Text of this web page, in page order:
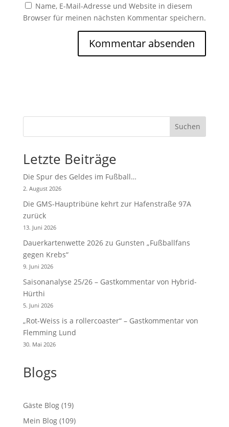
Name, E-Mail-Adresse und Website in diesem
Browser für meinen nächsten Kommentar speichern.
Suchen
Letzte Beiträge
Die Spur des Geldes im Fußball…
2. August 2026
Die GMS-Hauptribüne kehrt zur Hafenstraße 97A
zurück
13. Juni 2026
Dauerkartenwette 2026 zu Gunsten „Fußballfans
gegen Krebs“
9. Juni 2026
Saisonanalyse 25/26 – Gastkommentar von Hybrid-
Hürthi
5. Juni 2026
„Rot-Weiss is a rollercoaster“ – Gastkommentar von
Flemming Lund
30. Mai 2026
Blogs
Gäste Blog(19)
Mein Blog(109)